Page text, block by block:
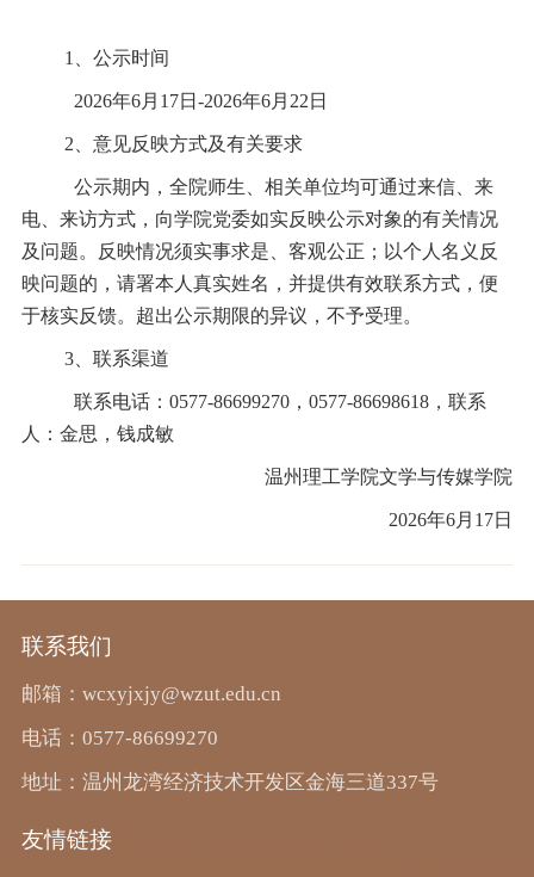
1、公示时间
2026年6月17日-2026年6月22日
2、意见反映方式及有关要求
公示期内，全院师生、相关单位均可通过来信、来
电、来访方式，向学院党委如实反映公示对象的有关情况
及问题。反映情况须实事求是、客观公正；以个人名义反
映问题的，请署本人真实姓名，并提供有效联系方式，便
于核实反馈。超出公示期限的异议，不予受理。
3、联系渠道
联系电话：0577-86699270，0577-86698618，联系
人：金思，钱成敏
温州理工学院文学与传媒学院
2026年6月17日
联系我们
邮箱：wcxyjxjy@wzut.edu.cn
电话：0577-86699270
地址：温州龙湾经济技术开发区金海三道337号
友情链接